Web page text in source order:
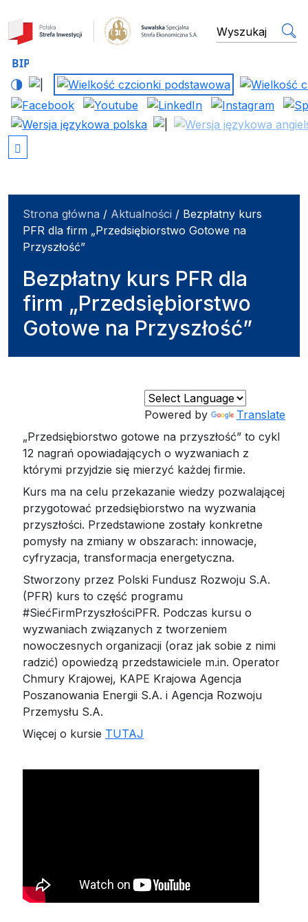
Suwalska Specjalnawyszukiwarka
Strona główna / Aktualności / Bezpłatny kurs
PFR dla firm „Przedsiębiorstwo Gotowe na
Przyszłość”
Bezpłatny kurs PFR dla
firm „Przedsiębiorstwo
Gotowe na Przyszłość”
Powered by
Translate
„Przedsiębiorstwo gotowe na przyszłość” to cykl
12 nagrań opowiadających o wyzwaniach z
którymi przyjdzie się mierzyć każdej firmie.
Kurs ma na celu przekazanie wiedzy pozwalającej
przygotować przedsiębiorstwo na wyzwania
przyszłości. Przedstawione zostały konkretne
pomysły na zmiany w obszarach: innowacje,
cyfryzacja, transformacja energetyczna.
Stworzony przez Polski Fundusz Rozwoju S.A.
(PFR) kurs to część programu
#SiećFirmPrzyszłościPFR. Podczas kursu o
wyzwaniach związanych z tworzeniem
nowoczesnych organizacji (oraz jak sobie z nimi
radzić) opowiedzą przedstawiciele m.in. Operator
Chmury Krajowej, KAPE Krajowa Agencja
Poszanowania Energii S.A. i Agencja Rozwoju
Przemysłu S.A.
Więcej o kursie TUTAJ